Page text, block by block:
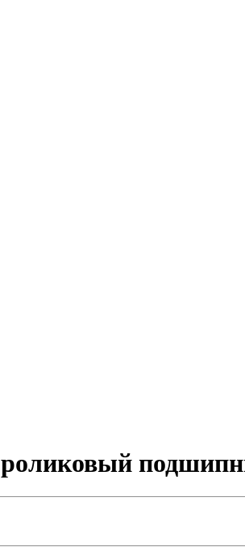
роликовый